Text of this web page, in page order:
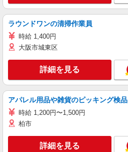
ラウンドワンの清掃作業員
時給 1,400円
大阪市城東区
詳細を見る
アパレル用品や雑貨のピッキング検品
時給 1,200円〜1,500円
柏市
詳細を見る